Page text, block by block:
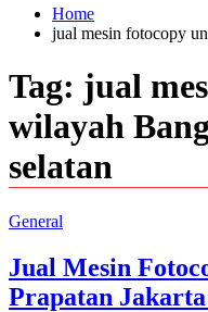
Home
jual mesin fotocopy
Tag: jual
wilayah
selatan
General
Jual Mesin
Prapatan Jakarta